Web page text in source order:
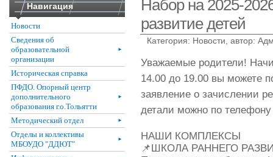
Навигация
Новости
Сведения об
образовательной
организации
►
Историческая справка
ПФДО. Опорный центр
дополнительного
образования г.о.Тольятти
►
Методический отдел ►
Отделы и коллективы
МБОУДО "ДДЮТ"
►
Набор на 2025-
развитие детей
Категория: Новости, автор:
Уважаемые родители!
14.00 до 19.00 вы можете
заявление о зачислении
детали можно по
НАШИ КОМПЛЕКСЫ
📌ШКОЛА РАННЕГО